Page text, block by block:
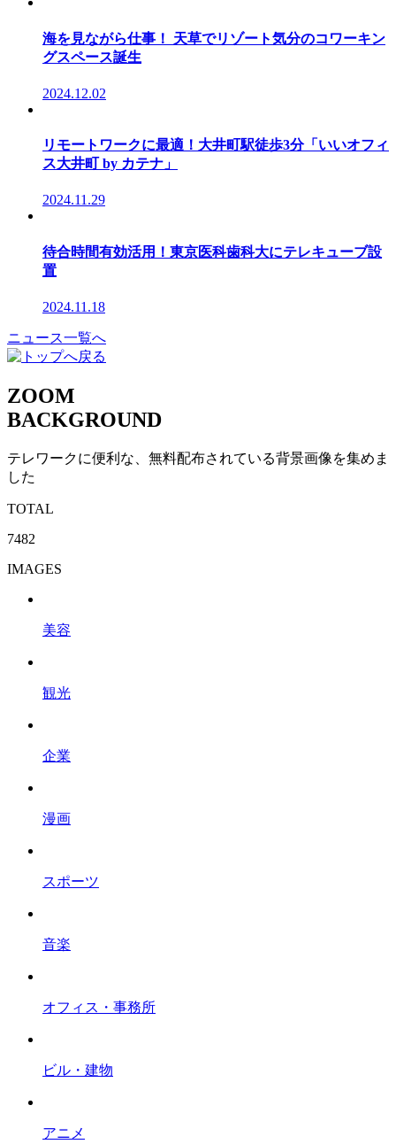
海を見ながら仕事！ 天草でリゾート気分のコワーキン
グスペース誕生
2024.12.02
リモートワークに最適！大井町駅徒歩3分「いいオフィ
ス大井町 by カテナ」
2024.11.29
待合時間有効活用！東京医科歯科大にテレキューブ設
置
2024.11.18
ニュース一覧へ
ZOOM
BACKGROUND
テレワークに便利な、無料配布されている背景画像を集めま
した
TOTAL
7482
IMAGES
美容
観光
企業
漫画
スポーツ
音楽
オフィス・事務所
ビル・建物
アニメ